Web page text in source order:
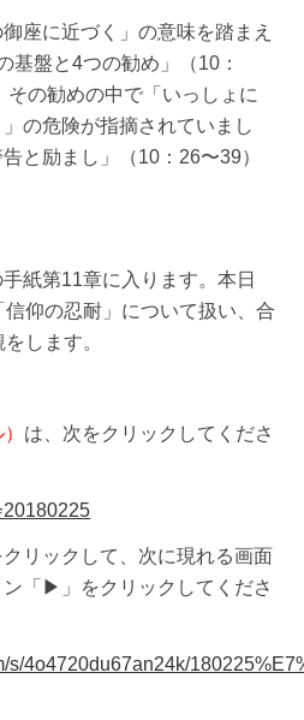
座に近づく」の意味を踏まえ
基盤と4つの勧め」（10：
の勧めの中で「いっしょに
の危険が指摘されていまし
と励まし」（10：26〜39）
紙第11章に入ります。本日
仰の忍耐」について扱い、合
します。
は、次をクリックしてくださ
リックして、次に現れる画面
「▶」をクリックしてくださ
s/4o4720du67an24k/